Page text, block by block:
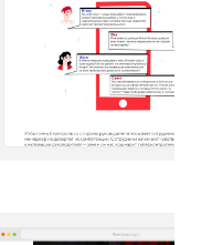
дольше
как